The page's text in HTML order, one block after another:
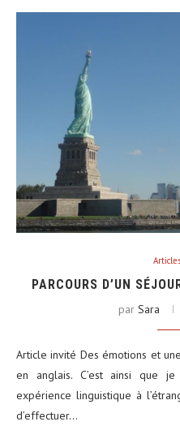
PARCOURS D’UN
par Sara
Article invité Des émotions et
en anglais. C’est ainsi que
expérience linguistique à
d’effectuer…